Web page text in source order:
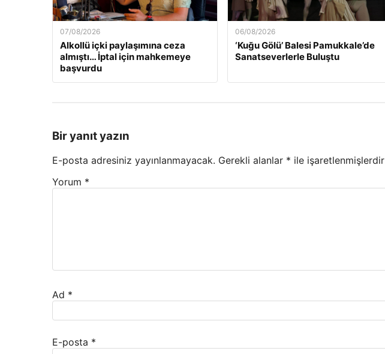
07/08/2026
Alkollü içki paylaşımına ceza
almıştı… İptal için mahkemeye
başvurdu
06/08/2026
‘Kuğu Gölü’ Balesi Pamukkale’de
Sanatseverlerle Buluştu
Bir yanıt yazın
E-posta adresiniz yayınlanmayacak. Gerekli alanlar * ile işaretlenmişlerdir
Yorum *
Ad *
E-posta *